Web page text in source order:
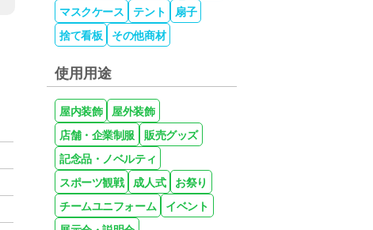
マスクケース
テント
扇子
捨て看板
その他商材
使用用途
屋内装飾
屋外装飾
店舗・企業制服
販売グッズ
記念品・ノベルティ
スポーツ観戦 成人式
お祭り
チームユニフォーム
イベント